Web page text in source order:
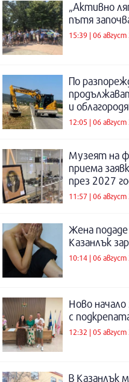
„Активно
пътя
15:39 | 06 август
По
и
12:05 | 06 август
Музеят на
приема
през 2027
11:57 | 06 август
Жена
Казанлък
10:14 | 06 август
Ново
с
12:32 | 05 август
В Казанлък